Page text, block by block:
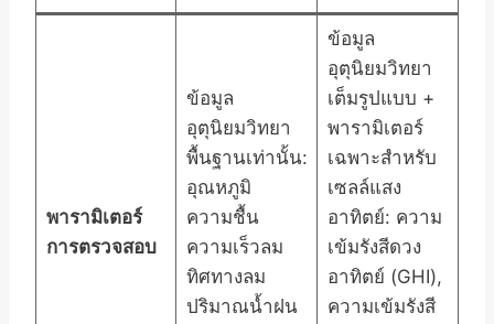
พารามิเตอร์
การตรวจสอบ
ข้อมูล
อุตุนิยมวิทยา
พื้นฐานเท่านั้น:
อุณหภูมิ
ความชื้น
ความเร็วลม
ทิศทางลม
ปริมาณน้ำฝน
ข้อมูล
อุตุนิยมวิทยา
เต็มรูปแบบ +
พารามิเตอร์
เฉพาะสำหรับ
เซลล์แสง
อาทิตย์: ความ
เข้มรังสีดวง
อาทิตย์ (GHI),
ความเข้มรังสี